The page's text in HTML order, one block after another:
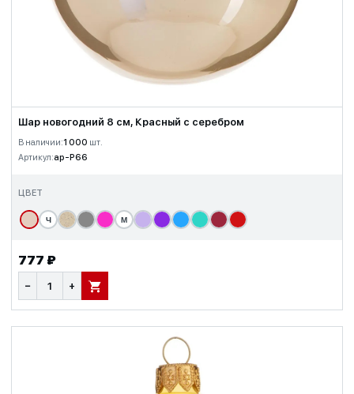
Шар новогодний 8 см, Красный с серебром
В наличии:1 000 шт.
Артикул:ap-P66
ЦВЕТ
Ч М
777 ₽
− + В КОРЗИНУ